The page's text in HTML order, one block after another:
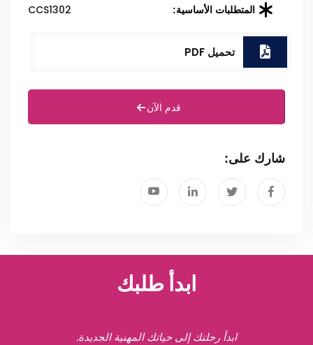
المتطلبات الأساسية: CCS1302
تحميل PDF
قدم الآن
شارك على:
ابدأ طلبك
ابدأ رحلتك إلى حياتك المهنية الجديدة.